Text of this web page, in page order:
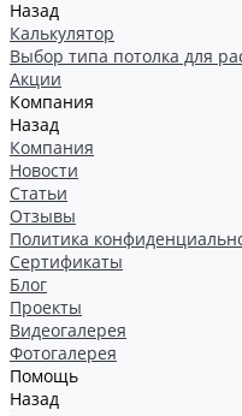
Назад
Калькулятор
Выбор типа потолка для
Акции
Компания
Назад
Компания
Новости
Статьи
Отзывы
Политика
Сертификаты
Блог
Проекты
Видеогалерея
Фотогалерея
Помощь
Назад